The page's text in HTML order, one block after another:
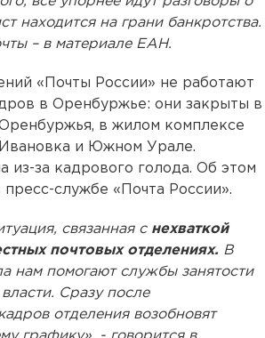
находится на грани банкротства.
– в материале ЕАН.
«Почты России» не работают
в Оренбуржье: они закрыты в
в жилом комплексе
и Южном Урале.
из-за кадрового голода. Об этом
службе «Почта России».
связанная с нехваткой
почтовых отделениях. В
нам помогают службы занятости
Сразу после
отделения возобновят